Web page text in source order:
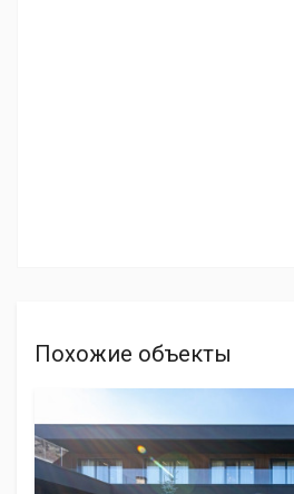
Похожие объекты